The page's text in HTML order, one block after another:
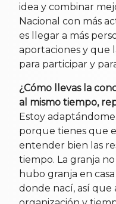
idea y combinar
Nacional con más
es llegar a más
aportaciones y que
para participar y
¿Cómo llevas la
al mismo tiempo,
Estoy
porque tienes que
entender bien las
tiempo. La granja
hubo granja en
donde nací, así que